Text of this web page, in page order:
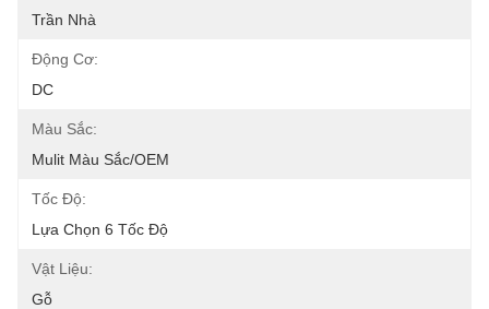
Trần Nhà
Động Cơ:
DC
Màu Sắc:
Mulit Màu Sắc/OEM
Tốc Độ:
Lựa Chọn 6 Tốc Độ
Vật Liệu:
Gỗ